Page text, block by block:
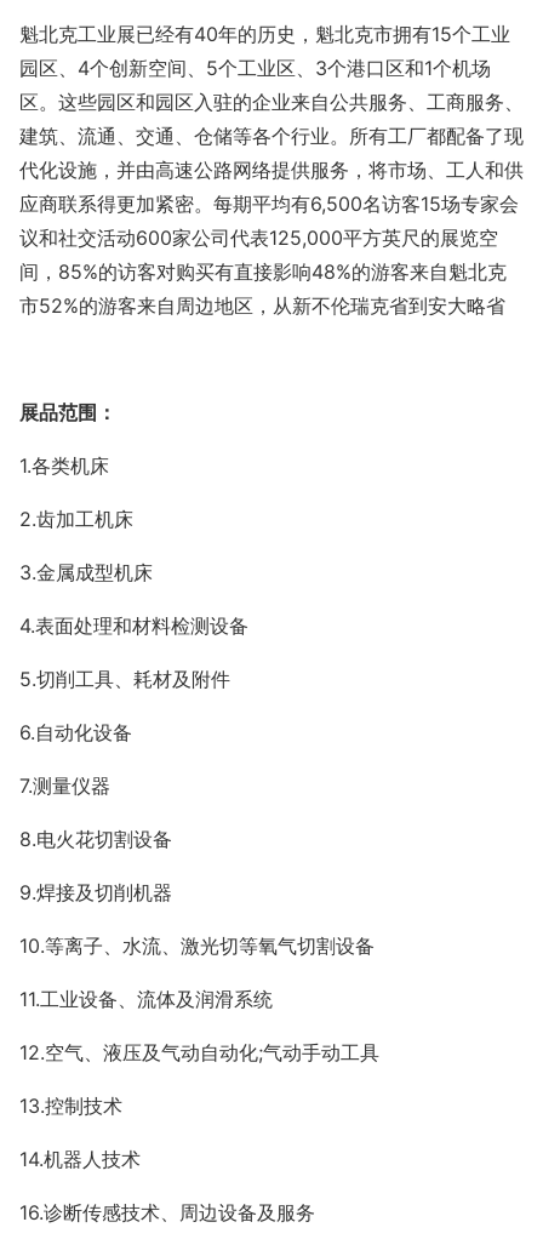
魁北克工业展已经有40年的历史，魁北克市拥有15个工业
园区、4个创新空间、5个工业区、3个港口区和1个机场
区。这些园区和园区入驻的企业来自公共服务、工商服务、
建筑、流通、交通、仓储等各个行业。所有工厂都配备了现
代化设施，并由高速公路网络提供服务，将市场、工人和供
应商联系得更加紧密。每期平均有6,500名访客15场专家会
议和社交活动600家公司代表125,000平方英尺的展览空
间，85%的访客对购买有直接影响48%的游客来自魁北克
市52%的游客来自周边地区，从新不伦瑞克省到安大略省
展品范围：
1.各类机床
2.齿加工机床
3.金属成型机床
4.表面处理和材料检测设备
5.切削工具、耗材及附件
6.自动化设备
7.测量仪器
8.电火花切割设备
9.焊接及切削机器
10.等离子、水流、激光切等氧气切割设备
11.工业设备、流体及润滑系统
12.空气、液压及气动自动化;气动手动工具
13.控制技术
14.机器人技术
16.诊断传感技术、周边设备及服务